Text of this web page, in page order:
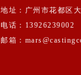
地址：广州市花都区
电话：
邮箱：